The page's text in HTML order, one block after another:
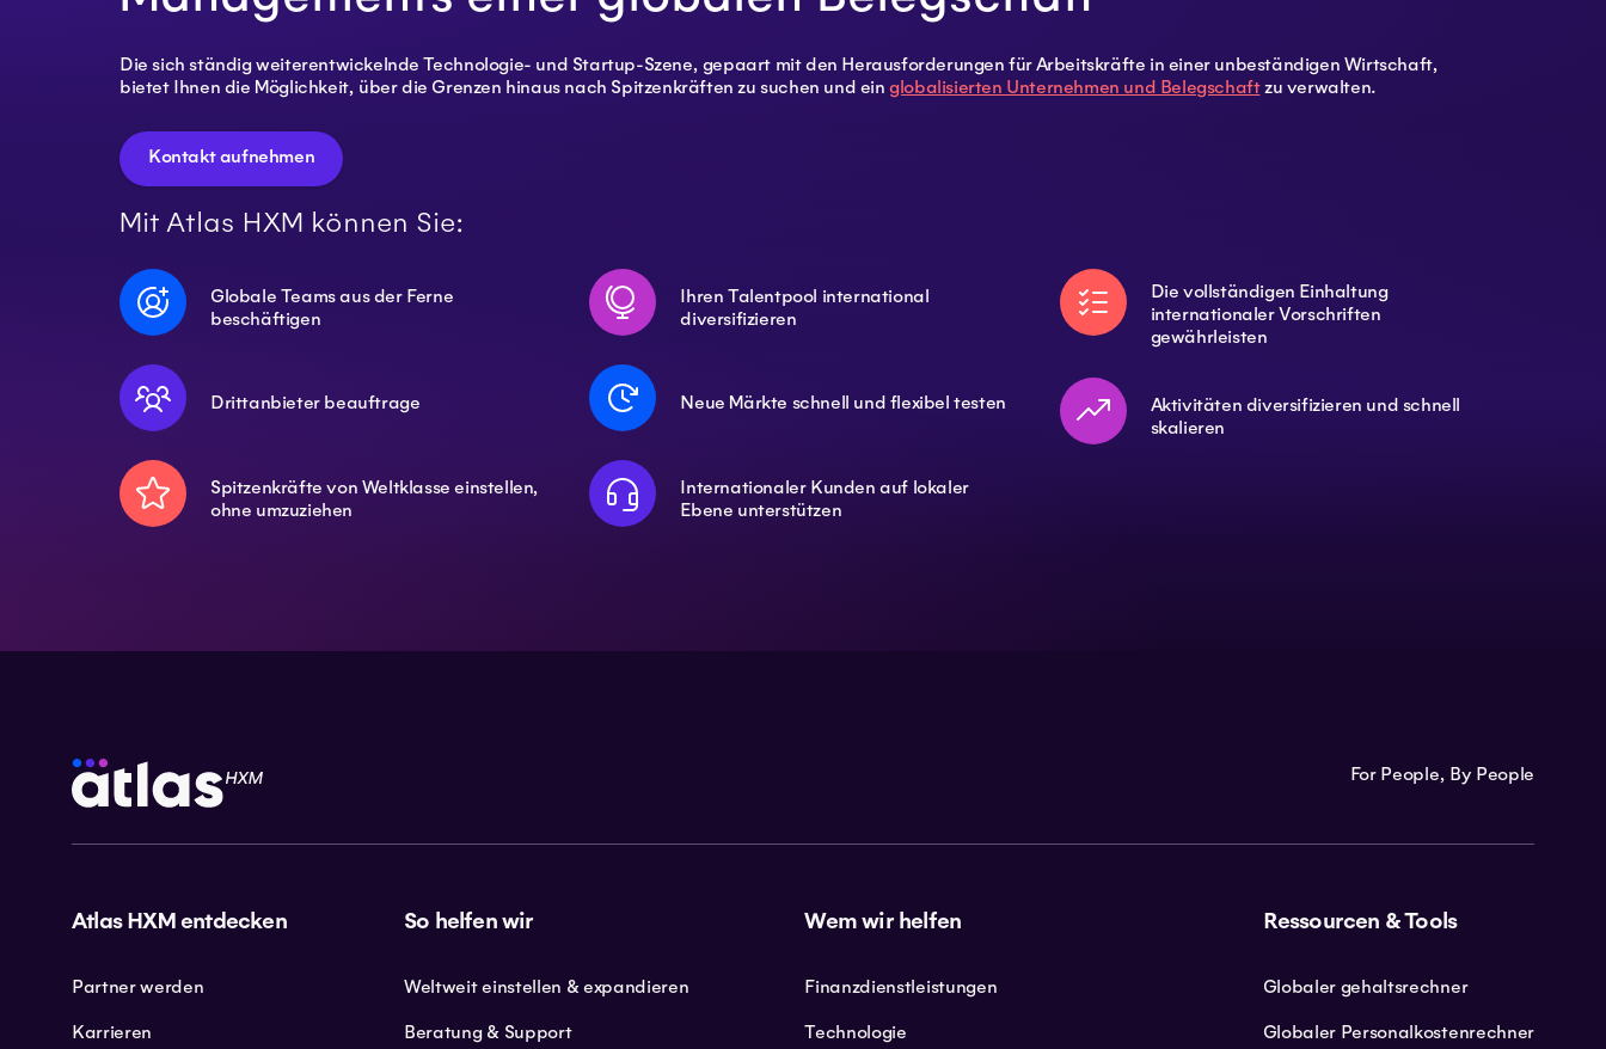
Die sich ständig weiterentwickelnde Technologie- und Startup-Szene, gepaart mit den Herausforderungen für Arbeitskräfte in einer unbeständigen Wirtschaft,
bietet Ihnen die Möglichkeit, über die Grenzen hinaus nach Spitzenkräften zu suchen und einglobalisierten Unternehmen und Belegschaftzu verwalten.
Kontakt aufnehmen
Mit Atlas HXM können Sie:
Globale Teams aus der Ferne
beschäftigen
Drittanbieter beauftrage
Spitzenkräfte von Weltklasse einstellen,
ohne umzuziehen
Ihren Talentpool international
diversifizieren
Neue Märkte schnell und flexibel testen
Internationaler Kunden auf lokaler
Ebene unterstützen
Die vollständigen Einhaltung
internationaler Vorschriften
gewährleisten
Aktivitäten diversifizieren und schnell
skalieren
For People, By People
Atlas HXM entdecken
Partner werden
Karrieren
So helfen wir
Weltweit einstellen & expandieren
Beratung & Support
Wem wir helfen
Finanzdienstleistungen
Technologie
Ressourcen & Tools
Globaler gehaltsrechner
Globaler Personalkostenrechner